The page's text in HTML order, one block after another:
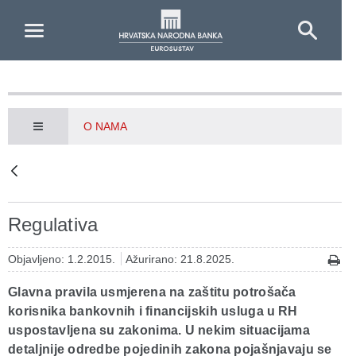
O NAMA
Regulativa
Objavljeno: 1.2.2015. Ažurirano: 21.8.2025.
Glavna pravila usmjerena na zaštitu potrošača
korisnika bankovnih i financijskih usluga u RH
uspostavljena su zakonima. U nekim situacijama
detaljnije odredbe pojedinih zakona pojašnjavaju se